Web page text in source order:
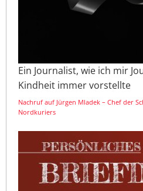
Ein Journalist, wie ich mir
Kindheit immer vorstellte
Nachruf auf Jürgen Mladek – Chef der
Nordkuriers